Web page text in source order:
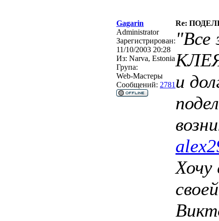
Gagarin
Re:
Administrator
Зарегистрирован:
11/10/2003 20:28
Из: Narva, Estonia
Група:
Web-Мастеры
Сообщений: 2781
"Все
КЛЕЯ
и
Хочу